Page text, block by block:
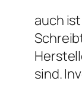
auch
sind.